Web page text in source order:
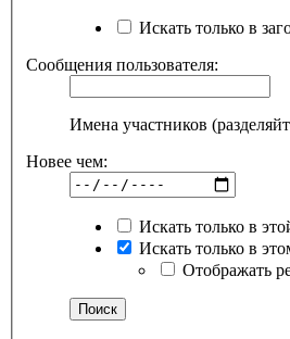
Искать только в
Сообщения пользователя:
Имена участников
Новее чем:
Искать только в
Искать только в
Отображать